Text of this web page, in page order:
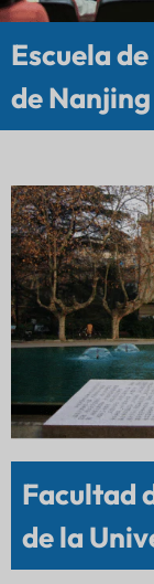
Escuela
de Nanjing
Facultad
de la